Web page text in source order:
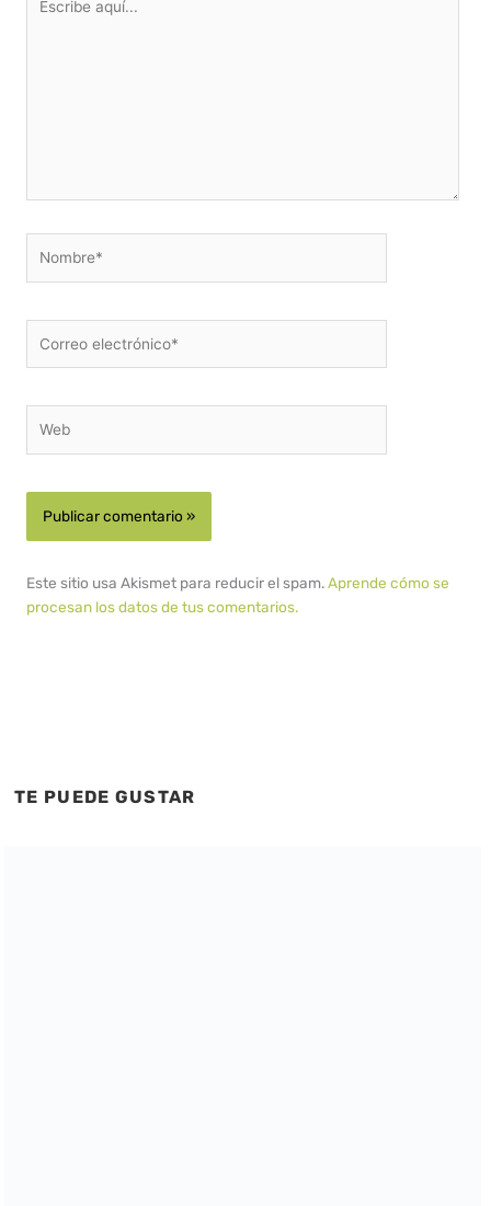
aquí...
electrónico*
Este sitio usa Akismet para reducir el spam.Aprende cómo se
procesan los datos de tus comentarios.
TE PUEDE GUSTAR